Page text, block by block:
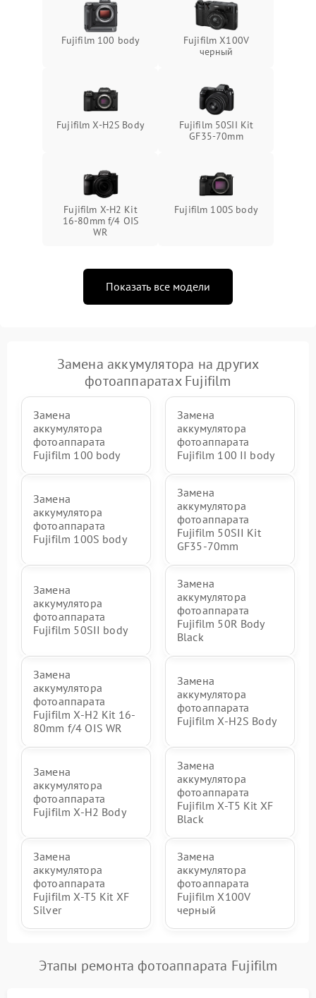
Fujifilm 100 body
Fujifilm X100V
черный
Fujifilm X-H2S Body
Fujifilm 50SII Kit
GF35-70mm
Fujifilm X-H2 Kit
16-80mm f/4 OIS
WR
Fujifilm 100S body
Показать все модели
Замена аккумулятора на других
фотоаппаратах Fujifilm
Замена
аккумулятора
фотоаппарата
Fujifilm 100 body
Замена
аккумулятора
фотоаппарата
Fujifilm 100 II body
Замена
аккумулятора
фотоаппарата
Fujifilm 100S body
Замена
аккумулятора
фотоаппарата
Fujifilm 50SII Kit
GF35-70mm
Замена
аккумулятора
фотоаппарата
Fujifilm 50SII body
Замена
аккумулятора
фотоаппарата
Fujifilm 50R Body
Black
Замена
аккумулятора
фотоаппарата
Fujifilm X-H2 Kit 16-
80mm f/4 OIS WR
Замена
аккумулятора
фотоаппарата
Fujifilm X-H2S Body
Замена
аккумулятора
фотоаппарата
Fujifilm X-H2 Body
Замена
аккумулятора
фотоаппарата
Fujifilm X-T5 Kit XF
Black
Замена
аккумулятора
фотоаппарата
Fujifilm X-T5 Kit XF
Silver
Замена
аккумулятора
фотоаппарата
Fujifilm X100V
черный
Этапы ремонта фотоаппарата Fujifilm